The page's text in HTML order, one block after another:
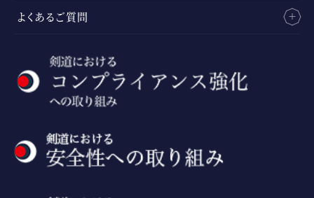
よくあるご質問